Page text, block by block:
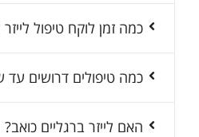
כמה זמן לוקח טיפול לייזר
כמה טיפולים דרושים
האם לייזר ברגליים כואב?